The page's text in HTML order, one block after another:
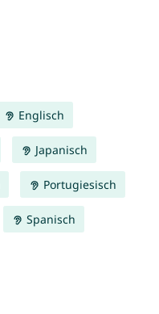
Englisch
Japanisch
Portugiesisch
Spanisch